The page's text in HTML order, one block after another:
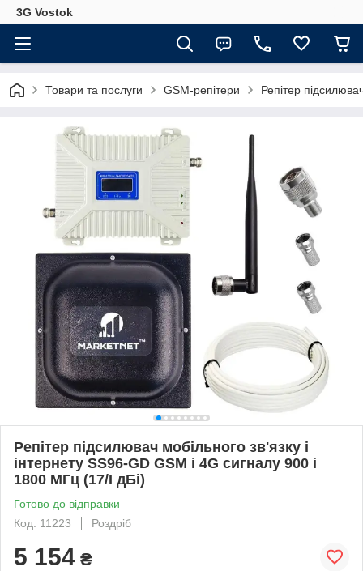
3G Vostok
Товари та послуги GSM-репітери Репітер
Репітер підсилювач мобільного зв'язку і
інтернету SS96-GD GSM і 4G сигналу 900 і
1800 МГц (17/I дБі)
Готово до відправки
Код: 11223
Роздріб
5 154 ₴